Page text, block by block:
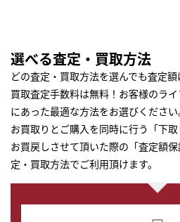
選べる査定・買取方法
どの査定・買取方法を選んでも査定額
買取査定手数料は無料！お客様のラ
にあった最適な方法をお選びください
お買取りとご購入を同時に行う「下
お買戻しさせて頂いた際の「査定額
定・買取方法でご利用頂けます。